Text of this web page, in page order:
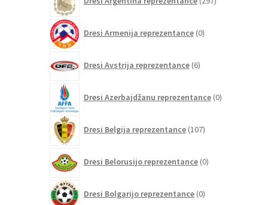
izdelkov
Dresi Armenija reprezentance 0izdelkov
Dresi Avstrija reprezentance 6izdelkov
Dresi Azerbajdžanu reprezentance 0izdelkov
Dresi Belgija reprezentance 107izdelkov
Dresi Belorusijo reprezentance 0izdelkov
Dresi Bolgarijo reprezentance 0izdelkov